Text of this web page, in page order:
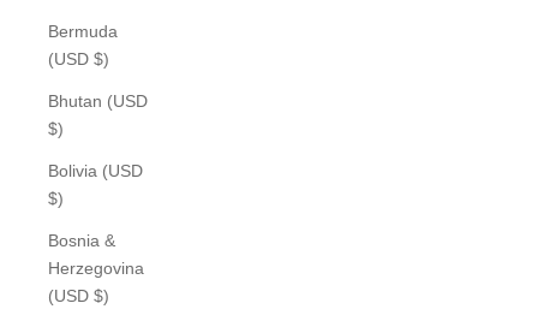
Bermuda
(USD $)
Bhutan (USD
$)
Bolivia (USD
$)
Bosnia &
Herzegovina
(USD $)